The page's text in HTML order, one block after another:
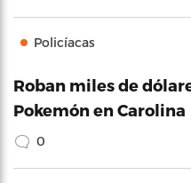
Policíacas
Roban miles de
Pokemón en Carolina
0